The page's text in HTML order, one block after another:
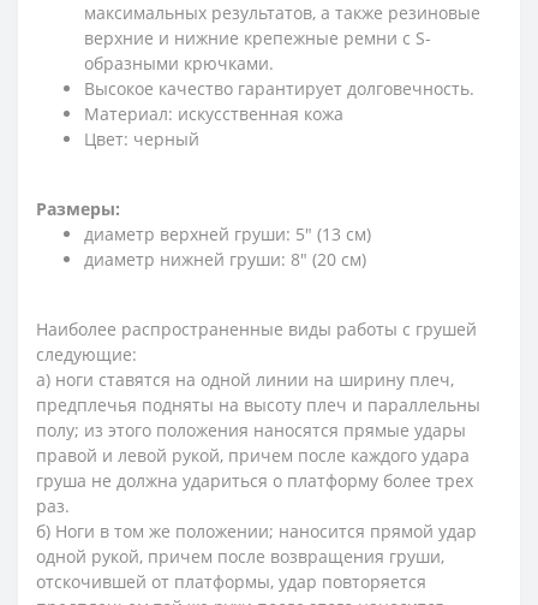
максимальных результатов, а также резиновые
верхние и нижние крепежные ремни с S-
образными крючками.
Высокое качество гарантирует долговечность.
Материал: искусственная кожа
Цвет: черный
Размеры:
диаметр верхней груши: 5" (13 см)
диаметр нижней груши: 8" (20 см)
Наиболее распространенные виды работы с грушей
следующие:
а) ноги ставятся на одной линии на ширину плеч,
предплечья подняты на высоту плеч и параллельны
полу; из этого положения наносятся прямые удары
правой и левой рукой, причем после каждого удара
груша не должна удариться о платформу более трех
раз.
б) Ноги в том же положении; наносится прямой удар
одной рукой, причем после возвращения груши,
отскочившей от платформы, удар повторяется